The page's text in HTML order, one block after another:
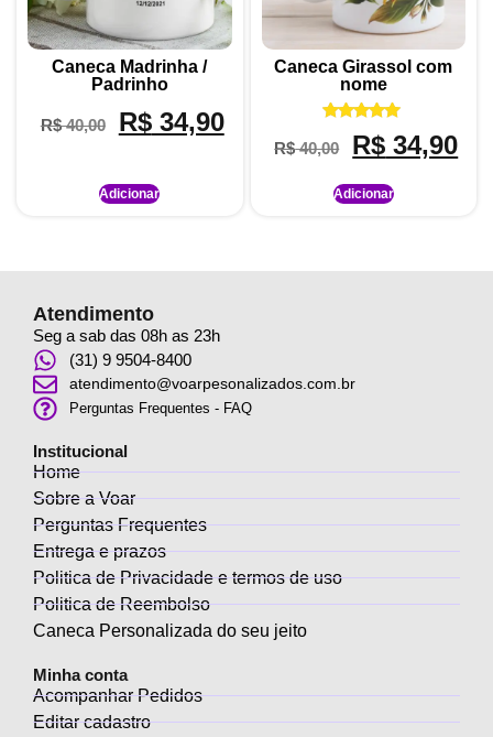
Caneca Madrinha /
Padrinho
R$40,00 R$34,90
Adicionar
Caneca Girassol com
nome
Avaliação
5.00
de 5
R$40,00 R$ 34,90
Adicionar
Atendimento
Seg a sab das 08h as 23h
(31) 9 9504-8400
atendimento@voarpesonalizados.com.br
Perguntas Frequentes - FAQ
Institucional
Home
Sobre a Voar
Perguntas Frequentes
Entrega e prazos
Politica de Privacidade e termos de uso
Politica de Reembolso
Caneca Personalizada do seu jeito
Minha conta
Acompanhar Pedidos
Editar cadastro